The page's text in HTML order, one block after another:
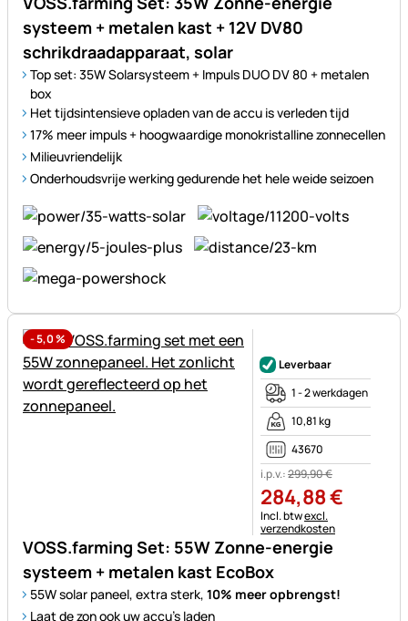
systeem + metalen kast + 12V DV80
schrikdraadapparaat, solar
Top set: 35W Solarsysteem + Impuls DUO DV 80 + metalen
box
Het tijdsintensieve opladen van de accu is verleden tijd
17% meer impuls + hoogwaardige monokristalline zonnecellen
Milieuvriendelijk
Onderhoudsvrije werking gedurende het hele weide seizoen
-5,0%
VOSS.farming Set: 55W Zonne-energie
systeem + metalen kast EcoBox
55W solar paneel, extra sterk, 10% meer opbrengst!
Laat de zon ook uw accu's laden
Leverbaar
1 - 2 werkdagen
10,81 kg
43670
i.p.v.:299,90€
284,88€
Belastinginformatie:
Incl. btwexcl.
verzendkosten